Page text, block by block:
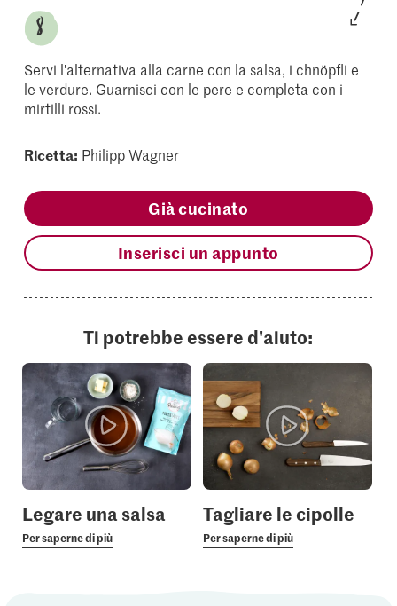
Servi l'alternativa alla carne con la salsa, i chnöpfli e
le verdure. Guarnisci con le pere e completa con i
mirtilli rossi.
Ricetta: Philipp Wagner
Già cucinato
Inserisci un appunto
Ti potrebbe essere d'aiuto:
Legare una salsa
Per saperne di più
Tagliare le cipolle
Per saperne di più